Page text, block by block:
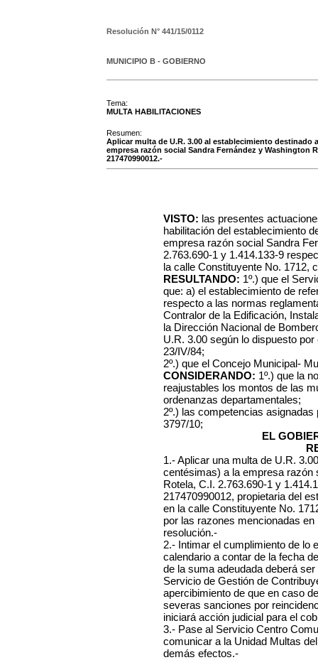
Resolución N° 441/15/0112
MUNICIPIO B - GOBIERNO
Tema:
MULTA HABILITACIONES
Resumen:
Aplicar multa de U.R. 3.00 al establecimiento
empresa razón social Sandra Fernández y Washington
217470990012.-
VISTO: las presentes
habilitación del establecimiento
empresa razón social Sandra
2.763.690-1 y 1.414.133-9
la calle Constituyente No. 1712,
RESULTANDO: 1º.) que el
que: a) el establecimiento de
respecto a las normas
Contralor de la Edificación,
la Dirección Nacional de
U.R. 3.00 según lo dispuesto
23/IV/84;
2º.) que el Concejo Municipal-
CONSIDERANDO: 1º.) que la
reajustables los montos de las
ordenanzas departamentales;
2º.) las competencias
3797/10;
EL
1.- Aplicar una multa de U.R.
centésimas) a la empresa razón
Rotela, C.I. 2.763.690-1 y
217470990012, propietaria del
en la calle Constituyente No.
por las razones mencionadas
resolución.-
2.- Intimar el cumplimiento de lo
calendario a contar de la fecha
de la suma adeudada deberá
Servicio de Gestión de
apercibimiento de que en caso
severas sanciones por
iniciará acción judicial para el
3.- Pase al Servicio Centro
comunicar a la Unidad Multas
demás efectos.-